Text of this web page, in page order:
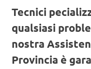
Tecnici
qualsiasi
nostra
Provincia è